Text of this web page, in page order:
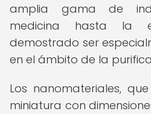
amplia gama de
medicina hasta la
demostrado ser
en el ámbito de la
Los nanomateriales,
miniatura con